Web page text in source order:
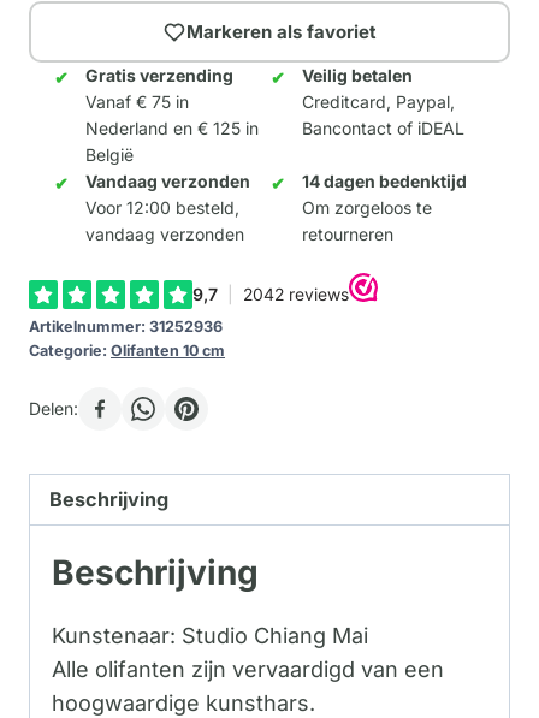
Markeren als favoriet
Gratis verzending
Vanaf € 75 in
Nederland en € 125 in
België
Veilig betalen
Creditcard, Paypal,
Bancontact of iDEAL
Vandaag verzonden
Voor 12:00 besteld,
vandaag verzonden
14 dagen bedenktijd
Om zorgeloos te
retourneren
Artikelnummer: 31252936
Categorie: Olifanten 10 cm
Delen:
Beschrijving
Beschrijving
Kunstenaar: Studio Chiang Mai
Alle olifanten zijn vervaardigd van een
hoogwaardige kunsthars.